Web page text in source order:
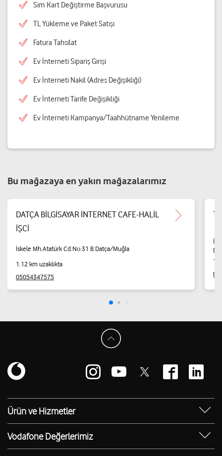
Sim Kart Değiştirme Başvurusu
TL Yükleme ve Paket Satışı
Fatura Tahsilat
Ev İnterneti Sipariş Girişi
Ev İnterneti Nakil (Adres Değişikliği)
Ev İnterneti Tarife Değişikliği
Ev İnterneti Kampanya/Taahhütname Yenileme
Bu mağazaya en yakın mağazalarımız
DATÇA BİLGİSAYAR İNTERNET CAFE-HALİL
İŞCİ
İskele Mh.Atatürk Cd.No:31 B Datça/Muğla
1.12 km uzaklıkta
05054347575
Ürün ve Hizmetler
Yanımda Uygulaması
Vodafone 4.5G
Vodafone Değerlerimiz
Sosyal Destek